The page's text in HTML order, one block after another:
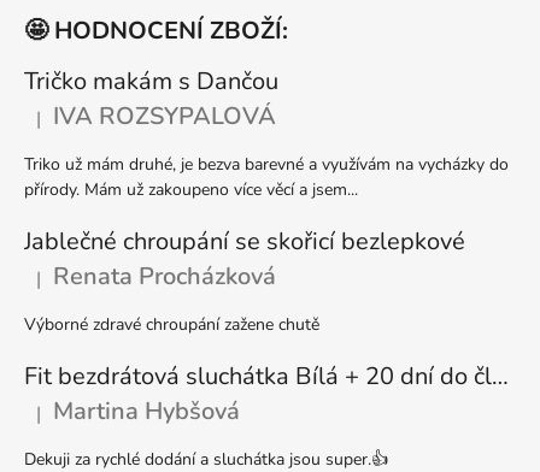
c
í
p
r
v
y
v
ý
p
i
u
🤩 HODNOCENÍ ZBOŽÍ:
Tričko makám s Dančou
Hodnocení produktu je 5 z 5 hvězdiček.
| IVA ROZSYPALOVÁ
Triko už mám druhé, je bezva barevné a využívám na vycházky do
přírody. Mám už zakoupeno více věcí a jsem...
Jablečné chroupání se skořicí bezlepkové
Hodnocení produktu je 5 z 5 hvězdiček.
| Renata Procházková
Výborné zdravé chroupání zažene chutě
Fit bezdrátová sluchátka Bílá + 20 dní do členství + seznam písniček i audioknih
Hodnocení produktu je 5 z 5 hvězdiček.
| Martina Hybšová
Dekuji za rychlé dodání a sluchátka jsou super.👍